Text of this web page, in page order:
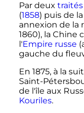
Par deux
(1858) puis de
annexion de la
1860), la Chine
l'Empire russe
gauche du
En 1875, à la
Saint-
de l'île aux
Kouriles.